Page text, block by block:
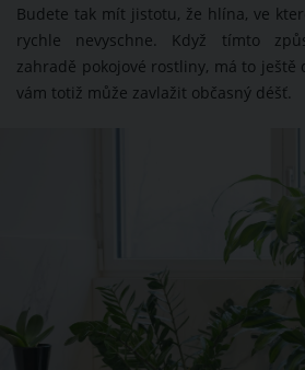
Budete tak mít jistotu, že hlína, ve
rychle nevyschne. Když tímto
zahradě pokojové rostliny, má to ještě
vám totiž může zavlažit občasný déšť.